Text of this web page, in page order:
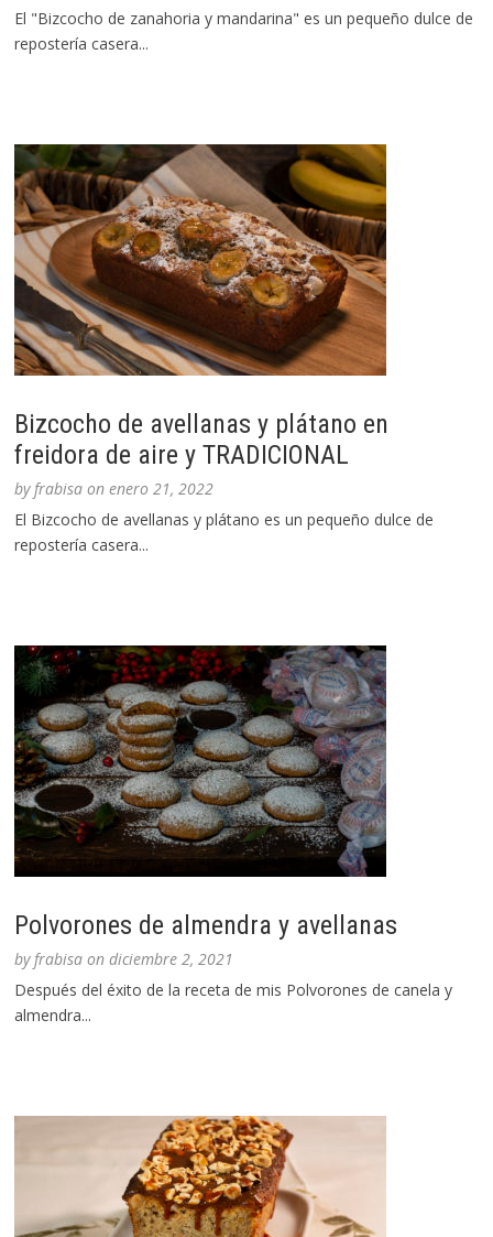
El "Bizcocho de zanahoria y mandarina" es un pequeño dulce de
repostería casera...
Bizcocho de avellanas y plátano en
freidora de aire y TRADICIONAL
byfrabisa onenero 21, 2022
El Bizcocho de avellanas y plátano es un pequeño dulce de
repostería casera...
Polvorones de almendra y avellanas
byfrabisa ondiciembre 2, 2021
Después del éxito de la receta de mis Polvorones de canela y
almendra...